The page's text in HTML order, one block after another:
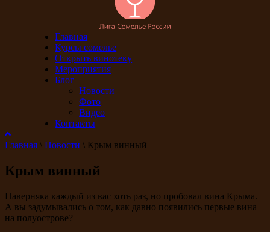
Главная
Курсы сомелье
Открыть винотеку
Мероприятия
Блог
Новости
Фото
Видео
Контакты
Главная \ Новости \ Крым винный
Крым винный
Наверняка каждый из вас хоть раз, но пробовал вина Крыма.
А вы задумывались о том, как давно появились первые вина
на полуострове?